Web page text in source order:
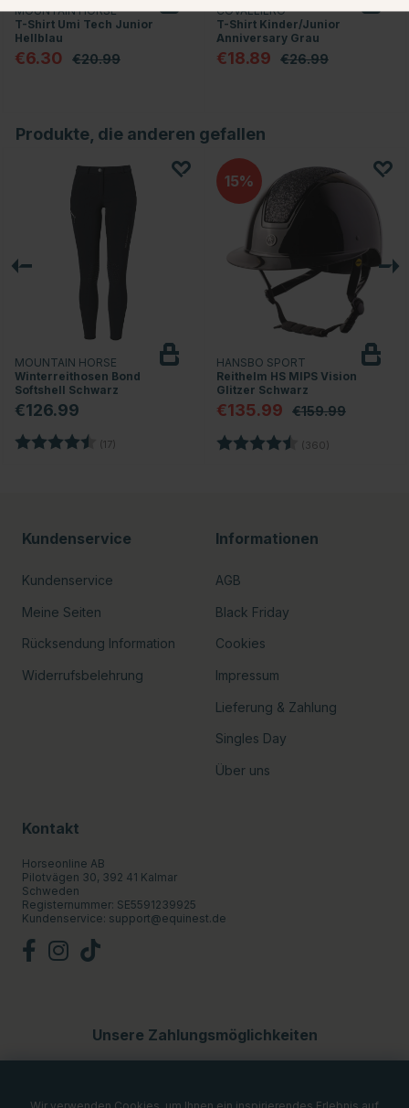
MOUNTAIN HORSE
T-Shirt Umi Tech Junior
Hellblau
€6.30 €20.99
COVALLIERO
T-Shirt Kinder/Junior
Anniversary Grau
€18.89 €26.99
Produkte, die anderen gefallen
MOUNTAIN HORSE
Winterreithosen Bond
Softshell Schwarz
€126.99
Bewertung: (17)
15
HANSBO SPORT
Reithelm HS MIPS Vision
Glitzer Schwarz
€135.99 €159.99
Bewertung: (360)
Kundenservice
Kundenservice
Meine Seiten
Rücksendung Information
Widerrufsbelehrung
Informationen
AGB
Black Friday
Cookies
Impressum
Lieferung & Zahlung
Singles Day
Über uns
Kontakt
Horseonline AB
Pilotvägen 30, 392 41 Kalmar
Schweden
Registernummer: SE5591239925
Kundenservice: support@equinest.de
Unsere Zahlungsmöglichkeiten